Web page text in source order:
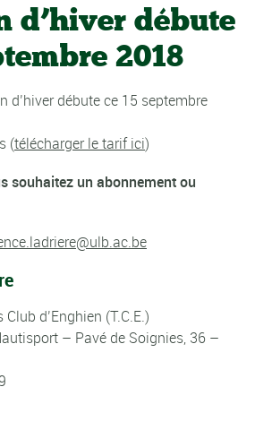
d’hiver débute
2018
d’hiver débute ce 15 septembre
(télécharger le tarif ici)
souhaitez un abonnement ou
d’Enghien (T.C.E.)
– Pavé de Soignies, 36 –